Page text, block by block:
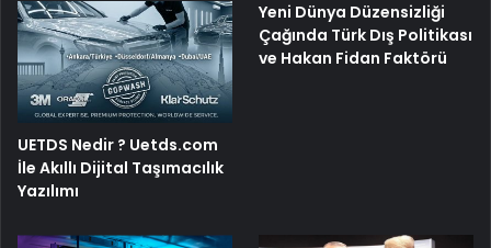
UETDS Nedir ? Uetds.com
İle Akıllı Dijital Taşımacılık
Yazılımı
Yeni Dünya Düzensizliği
Çağında Türk Dış Politikası
ve Hakan Fidan Faktörü